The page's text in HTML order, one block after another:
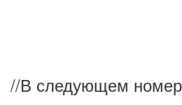
//В следующем